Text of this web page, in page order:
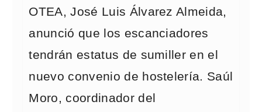
OTEA, José Luis Álvarez Almeida,
anunció que los escanciadores
tendrán estatus de sumiller en el
nuevo convenio de hostelería. Saúl
Moro, coordinador del